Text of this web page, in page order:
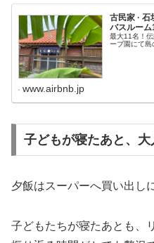
古民家 · 石
バスルーム
最大11名！
ーブ園にて
www.airbnb.jp
子どもが寝たあと、
夕飯はスーパーへ買い出し
子どもたちが寝たあとも、